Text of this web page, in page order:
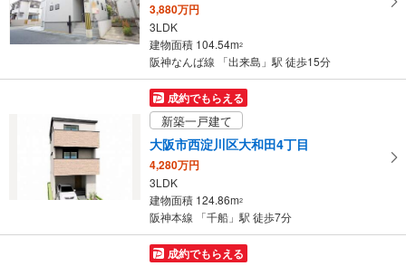
3,880万円
3LDK
建物面積 104.54m2
阪神なんば線 「出来島」駅 徒歩15分
成約でもらえる
新築一戸建て
大阪市西淀川区大和田4丁目
4,280万円
3LDK
建物面積 124.86m2
阪神本線 「千船」駅 徒歩7分
成約でもらえる